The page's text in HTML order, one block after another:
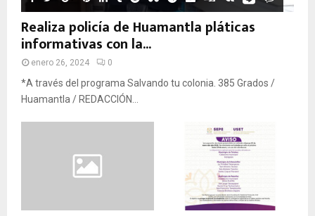
Realiza policía de Huamantla pláticas
informativas con la...
enero 26, 2024 0
*A través del programa Salvando tu colonia. 385 Grados /
Huamantla / REDACCIÓN...